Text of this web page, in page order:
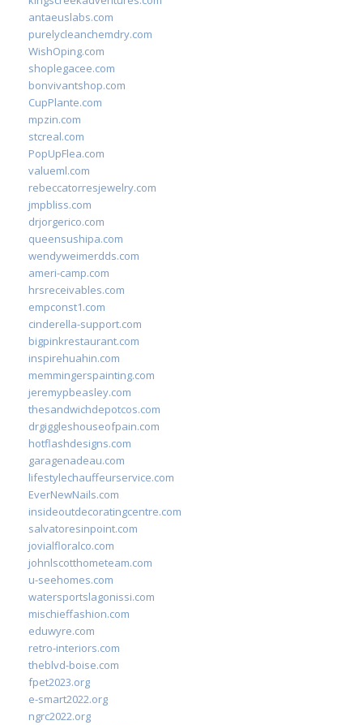
antaeuslabs.com
purelycleanchemdry.com
WishOping.com
shoplegacee.com
bonvivantshop.com
CupPlante.com
mpzin.com
stcreal.com
PopUpFlea.com
valueml.com
rebeccatorresjewelry.com
jmpbliss.com
drjorgerico.com
queensushipa.com
wendyweimerdds.com
ameri-camp.com
hrsreceivables.com
empconst1.com
cinderella-support.com
bigpinkrestaurant.com
inspirehuahin.com
memmingerspainting.com
jeremypbeasley.com
thesandwichdepotcos.com
drgiggleshouseofpain.com
hotflashdesigns.com
garagenadeau.com
lifestylechauffeurservice.com
EverNewNails.com
insideoutdecoratingcentre.com
salvatoresinpoint.com
jovialfloralco.com
johnlscotthometeam.com
u-seehomes.com
watersportslagonissi.com
mischieffashion.com
eduwyre.com
retro-interiors.com
theblvd-boise.com
fpet2023.org
e-smart2022.org
ngrc2022.org